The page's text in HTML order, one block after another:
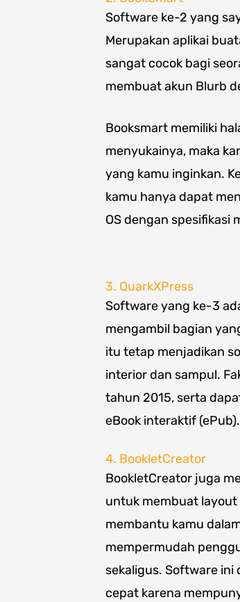
Software ke-2 yang
Merupakan aplikai
sangat cocok bagi
membuat akun Blurb
Booksmart memiliki
menyukainya, maka
yang kamu inginkan.
kamu hanya dapat
OS dengan spesifikasi
3. QuarkXPress
Software yang ke-3
mengambil bagian
itu tetap menjadikan
interior dan sampul.
tahun 2015, serta
eBook interaktif (ePub).
4. BookletCreator
BookletCreator juga
untuk membuat
membantu kamu
mempermudah
sekaligus. Software
cepat karena